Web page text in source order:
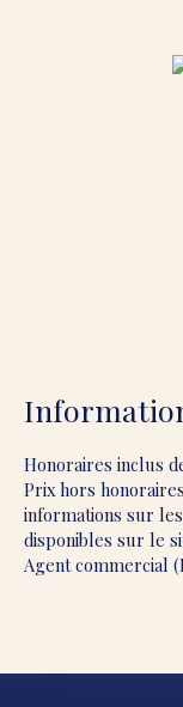
Honoraires inclus
Prix hors
informations sur
disponibles sur le
Agent commercial